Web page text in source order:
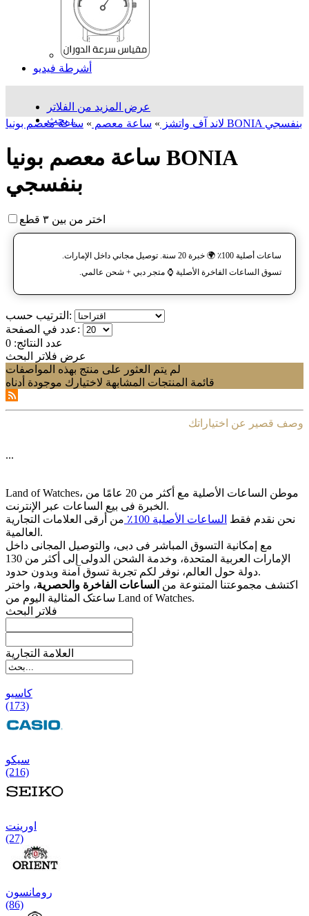
أشرطة فيديو
عرض المزيد من الفلاتر
بحث...
لاند آف واتشز » ساعة معصم » ساعة معصم بونيا BONIA بنفسجي
ساعة معصم بونيا BONIA
بنفسجي
اختر من بين ٣ قطع
ساعات أصلية 100٪ 🌍 خبرة 20 سنة. توصيل مجاني داخل الإمارات.
تسوق الساعات الفاخرة الأصلية ⌚️ متجر دبي + شحن عالمي.
الترتيب حسب:
عدد في الصفحة:
عدد النتائج: 0
عرض فلاتر البحث
لم يتم العثور على منتج بهذه المواصفات
قائمة المنتجات المشابهة لاختيارك موجودة أدناه
وصف قصير عن اختياراتك
...
Land of Watches، موطن الساعات الأصلیة مع أکثر من 20 عامًا من
الخبرة فی بیع الساعات عبر الإنترنت.
نحن نقدم فقط الساعات الأصلیة 100٪
من أرقى العلامات التجاریة
العالمیة.
مع إمکانیة التسوق المباشر فی دبی، والتوصیل المجانی داخل
الإمارات العربیة المتحدة، وخدمة الشحن الدولی إلى أکثر من 130
دولة حول العالم، نوفر لکم تجربة تسوق آمنة وبدون حدود.
اکتشف مجموعتنا المتنوعة من الساعات الفاخرة والحصریة، واختر
ساعتک المثالیة الیوم من Land of Watches.
فلاتر البحث
العلامة التجارية
کاسیو
(173)
سیکو
(216)
اورینت
(27)
رومانسون
(86)